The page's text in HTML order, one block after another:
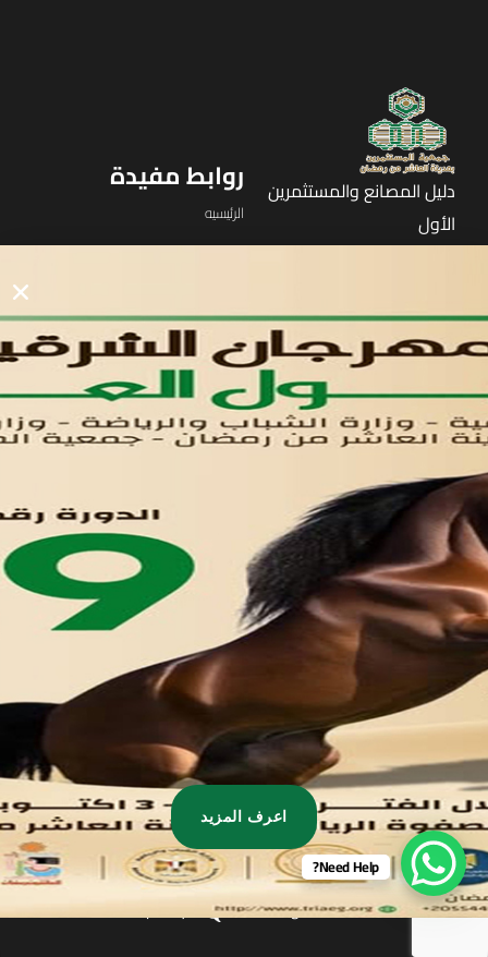
دليل المصانع والمستثمرين
الأول
في مدينة العاشر من رمضان
روابط مفيدة
الرئيسيه
القوائم
تواصل معنا
مدينة العاشر من رمضان
01221020029
055-4494429
055-4494406
055-4494414
info.triaeg@yahoo.com
info@triaeg-guide.com
, All rights reserved
Developed by
Need Help?
اعرف المزيد